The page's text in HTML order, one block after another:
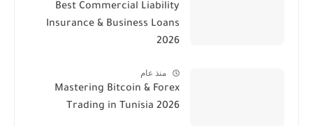
Best Commercial Liability
Insurance & Business Loans
2026
منذ عام
Mastering Bitcoin & Forex
Trading in Tunisia 2026